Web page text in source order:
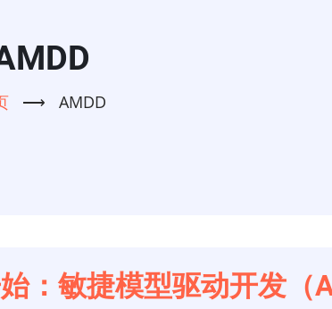
⟶ AMDD
：敏捷模型驱动开发（